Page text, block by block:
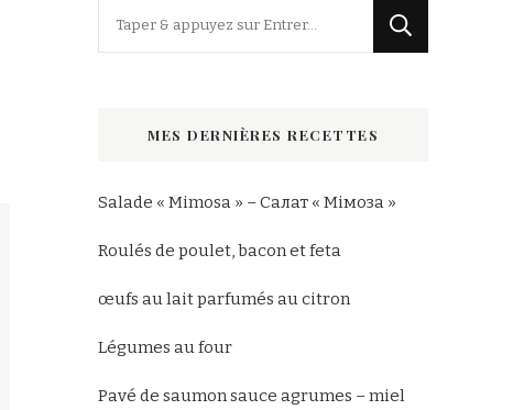
MES DERNIÈRES RECETTES
Salade « Mimosa » – Салат « Мімоза »
Roulés de poulet, bacon et feta
œufs au lait parfumés au citron
Légumes au four
Pavé de saumon sauce agrumes – miel